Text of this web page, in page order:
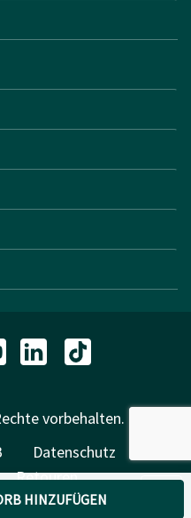
HINZUFÜGEN
vorbehalten.
Datenschutz
Retouren